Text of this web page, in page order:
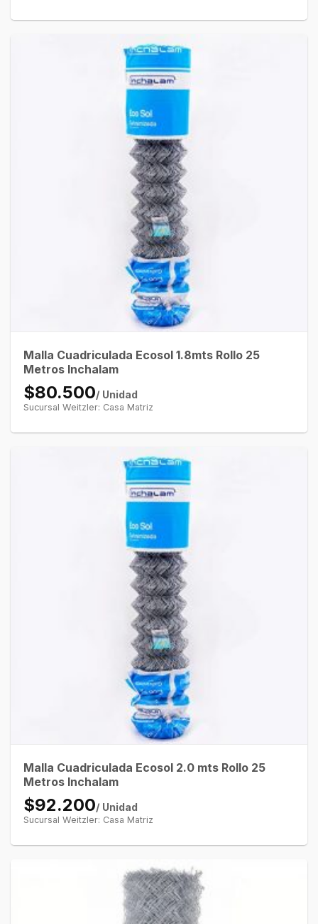
Malla Cuadriculada Ecosol 1.8mts Rollo 25
Metros Inchalam
$80.500/ Unidad
Sucursal Weitzler: Casa Matriz
Malla Cuadriculada Ecosol 2.0 mts Rollo 25
Metros Inchalam
$92.200/ Unidad
Sucursal Weitzler: Casa Matriz